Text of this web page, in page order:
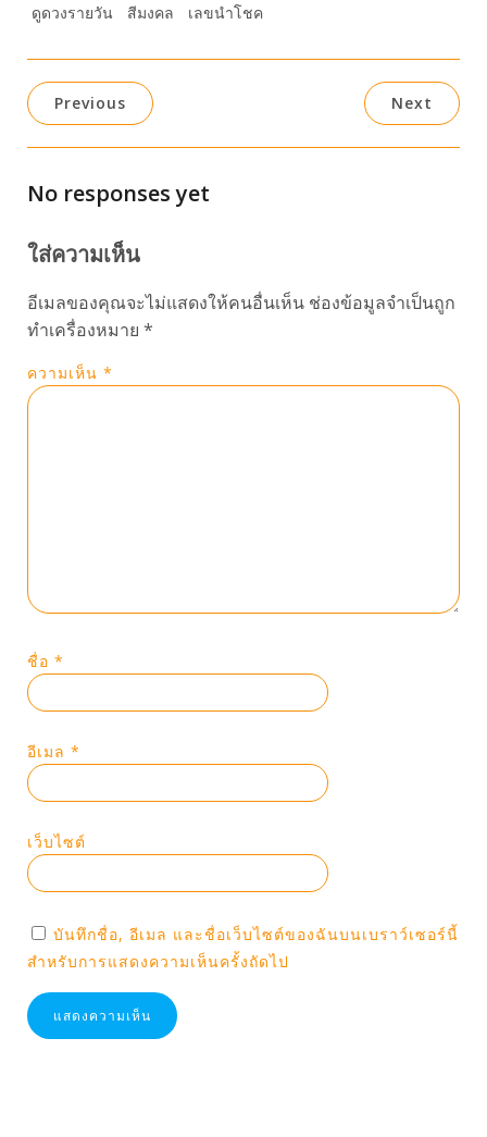
ดูดวงรายวัน
สีมงคล เลขนำโชค
Previous Next
No responses yet
ใส่ความเห็น
อีเมลของคุณจะไม่แสดงให้คนอื่นเห็น ช่องข้อมูลจำเป็นถูก
ทำเครื่องหมาย *
ความเห็น *
ชื่อ *
อีเมล *
เว็บไซต์
บันทึกชื่อ, อีเมล และชื่อเว็บไซต์ของฉันบนเบราว์เซอร์นี้
สำหรับการแสดงความเห็นครั้งถัดไป